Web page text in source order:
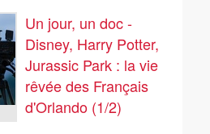
Un jour, un doc -
Disney, Harry Potter,
Jurassic Park : la vie
rêvée des Français
d'Orlando (1/2)